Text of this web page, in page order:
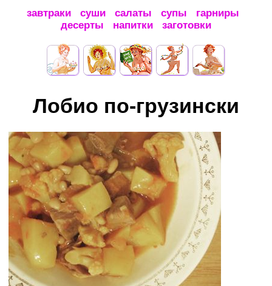
завтраки суши салаты супы
гарниры
десерты
напитки заготовки
Лобио по-грузински